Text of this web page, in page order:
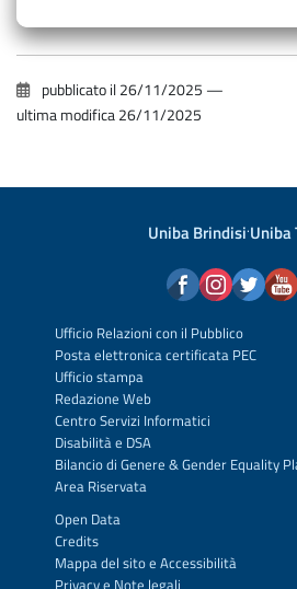
pubblicato il26/11/2025 —
ultima modifica26/11/2025
Uniba Brindisi·Uniba
Ufficio Relazioni con il Pubblico
Posta elettronica certificata PEC
Ufficio stampa
Redazione Web
Centro Servizi Informatici
Disabilità e DSA
Bilancio di Genere & Gender Equality
Area Riservata
Open Data
Credits
Mappa del sitoe Accessibilità
Privacye Note legali